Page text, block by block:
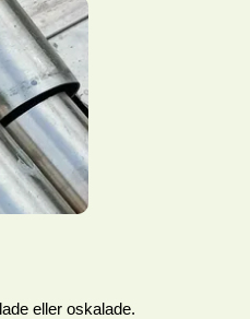
eller oskalade.